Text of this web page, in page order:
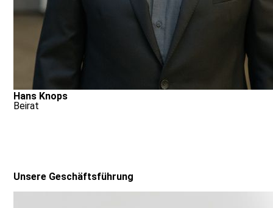
Hans Knops
Beirat
Unsere Geschäftsführung